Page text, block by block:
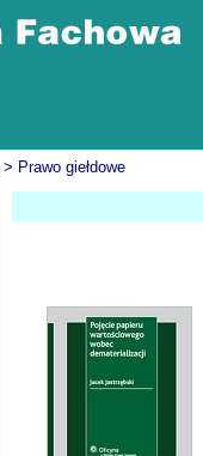
> Prawo giełdowe